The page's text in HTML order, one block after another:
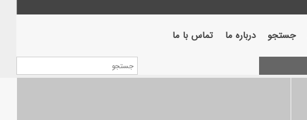
جستجو درباره ما تماس با ما